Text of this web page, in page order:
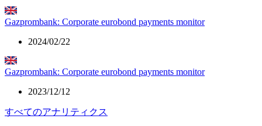
Gazprombank: Corporate eurobond payments monitor
2024/02/22
Gazprombank: Corporate eurobond payments monitor
2023/12/12
すべてのアナリティクス